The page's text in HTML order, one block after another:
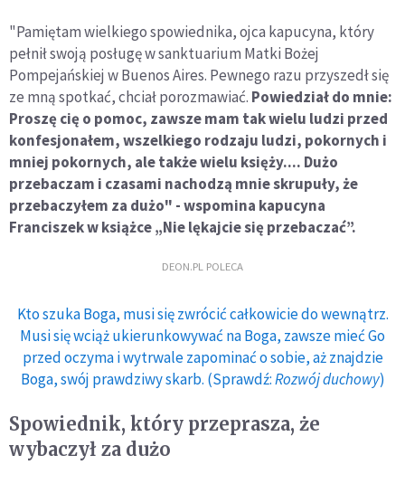
"Pamiętam wielkiego spowiednika, ojca kapucyna, który
pełnił swoją posługę w sanktuarium Matki Bożej
Pompejańskiej w Buenos Aires. Pewnego razu przyszedł się
ze mną spotkać, chciał porozmawiać. Powiedział do mnie:
Proszę cię o pomoc, zawsze mam tak wielu ludzi przed
konfesjonałem, wszelkiego rodzaju ludzi, pokornych i
mniej pokornych, ale także wielu księży.... Dużo
przebaczam i czasami nachodzą mnie skrupuły, że
przebaczyłem za dużo" - wspomina kapucyna
Franciszek w książce „Nie lękajcie się przebaczać”.
DEON.PL POLECA
Kto szuka Boga, musi się zwrócić całkowicie do wewnątrz.
Musi się wciąż ukierunkowywać na Boga, zawsze mieć Go
przed oczyma i wytrwale zapominać o sobie, aż znajdzie
Boga, swój prawdziwy skarb. (Sprawdź:Rozwój duchowy)
Spowiednik, który przeprasza, że
wybaczył za dużo